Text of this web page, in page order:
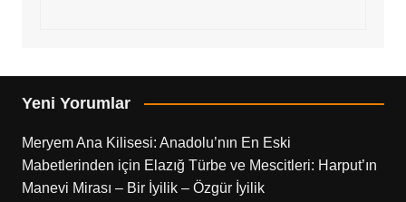
Yeni Yorumlar
Meryem Ana Kilisesi: Anadolu’nın En Eski
Mabetlerinden için Elazığ Türbe ve Mescitleri: Harput’ın
Manevi Mirası – Bir İyilik – Özgür İyilik